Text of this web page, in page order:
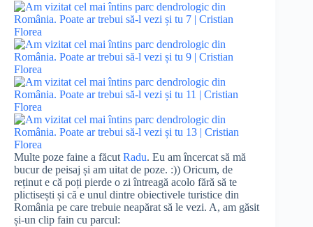
Multe poze faine a făcut Radu. Eu am încercat să mă
bucur de peisaj și am uitat de poze. :)) Oricum, de
reținut e că poți pierde o zi întreagă acolo fără să te
plictisești și că e unul dintre obiectivele turistice din
România pe care trebuie neapărat să le vezi. A, am găsit
și-un clip fain cu parcul: